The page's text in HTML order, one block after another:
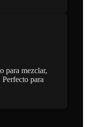
para mezclar,
para